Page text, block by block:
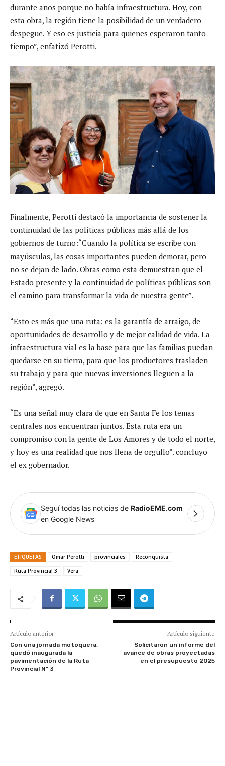
durante años porque no había infraestructura. Hoy, con
esta obra, la región tiene la posibilidad de un verdadero
despegue. Y eso es justicia para quienes esperaron tanto
tiempo”, enfatizó Perotti.
Finalmente, Perotti destacó la importancia de sostener la
continuidad de las políticas públicas más allá de los
gobiernos de turno:“Cuando la política se escribe con
mayúsculas, las cosas importantes pueden demorar, pero
no se dejan de lado. Obras como esta demuestran que el
Estado presente y la continuidad de políticas públicas son
el camino para transformar la vida de nuestra gente”.
“Esto es más que una ruta: es la garantía de arraigo, de
oportunidades de desarrollo y de mejor calidad de vida. La
infraestructura vial es la base para que las familias puedan
quedarse en su tierra, para que los productores trasladen
su trabajo y para que nuevas inversiones lleguen a la
región”, agregó.
“Es una señal muy clara de que en Santa Fe los temas
centrales nos encuentran juntos. Esta ruta era un
compromiso con la gente de Los Amores y de todo el norte,
y hoy es una realidad que nos llena de orgullo”. concluyo
el ex gobernador.
Seguí todas las noticias de RadioEME.com
en Google News
ETIQUETAS Omar Perotti provinciales
Reconquista
Ruta Provincial 3
Vera
Artículo anterior
Con una jornada motoquera,
quedó inaugurada la
pavimentación de la Ruta
Provincial Nº 3
Artículo siguiente
Solicitaron un informe del
avance de obras proyectadas
en el presupuesto 2025